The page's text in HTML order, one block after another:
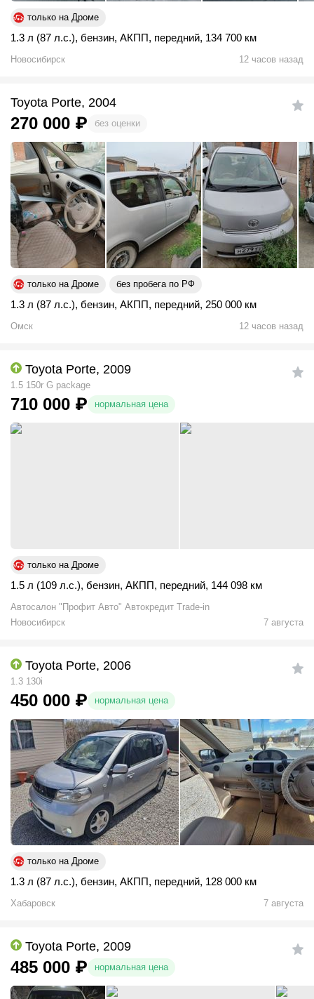
только на Дроме
1.3 л (87 л.с.), бензин, АКПП, передний, 134 700 км
Новосибирск 12 часов назад
Toyota Porte, 2004
270 000 ₽ без оценки
только на Дроме без пробега по РФ
1.3 л (87 л.с.), бензин, АКПП, передний, 250 000 км
Омск 12 часов назад
Toyota Porte, 2009
1.5 150r G package
710 000 ₽ нормальная цена
только на Дроме
1.5 л (109 л.с.), бензин, АКПП, передний, 144 098 км
Автосалон "Профит Авто" Автокредит Trade-in
Новосибирск
7 августа
Toyota Porte, 2006
1.3 130i
450 000 ₽ нормальная цена
только на Дроме
1.3 л (87 л.с.), бензин, АКПП, передний, 128 000 км
Хабаровск 7 августа
Toyota Porte, 2009
485 000 ₽ нормальная цена